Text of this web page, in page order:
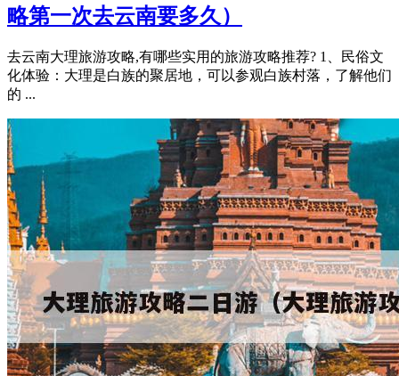
略第一次去云南要多久）
去云南大理旅游攻略,有哪些实用的旅游攻略推荐? 1、民俗文
化体验：大理是白族的聚居地，可以参观白族村落，了解他们
的 ...